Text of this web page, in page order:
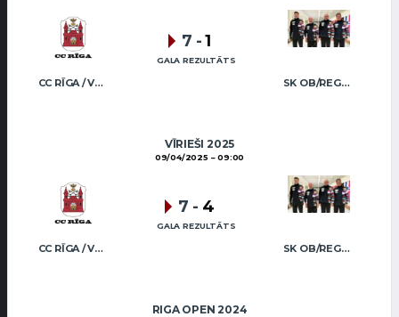
CC RĪGA / VEIDEMANIS SK OB/REGŽA MEN
7 -1
GALA REZULTĀTS
VĪRIEŠI 2025
09/04/2025 09:00
CC RĪGA / VEIDEMANIS SK OB/REGŽA MEN
7 - 4
GALA REZULTĀTS
RIGA OPEN 2024